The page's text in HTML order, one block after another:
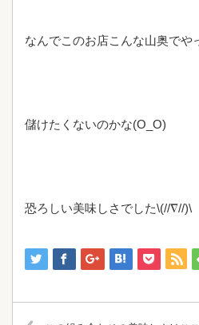
なんでこのお店こんな山奥でや
儲けたくないのかな(O_O)
恐ろしい美味しさでした\(//∇//)\